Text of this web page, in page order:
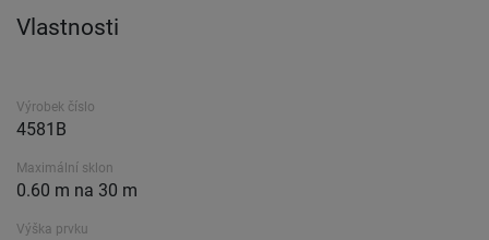
Vlastnosti
Výrobek číslo
4581B
Maximální sklon
0.60 m na 30 m
Výška prvku